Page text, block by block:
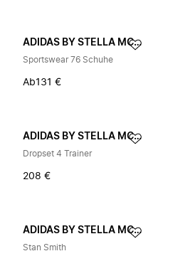
ADIDAS BY STELLA MCCARTNEY
Sportswear 76 Schuhe
Ab131 €
ADIDAS BY STELLA MCCARTNEY
Dropset 4 Trainer
208 €
ADIDAS BY STELLA MCCARTNEY
Stan Smith